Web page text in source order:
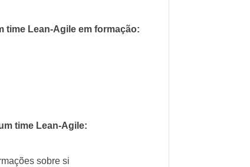
time Lean-Agile em formação:
time Lean-Agile:
sobre si